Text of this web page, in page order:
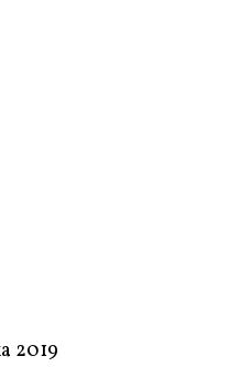
2019